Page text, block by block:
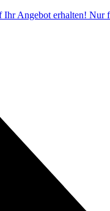
Ihr Angebot erhalten! Nur